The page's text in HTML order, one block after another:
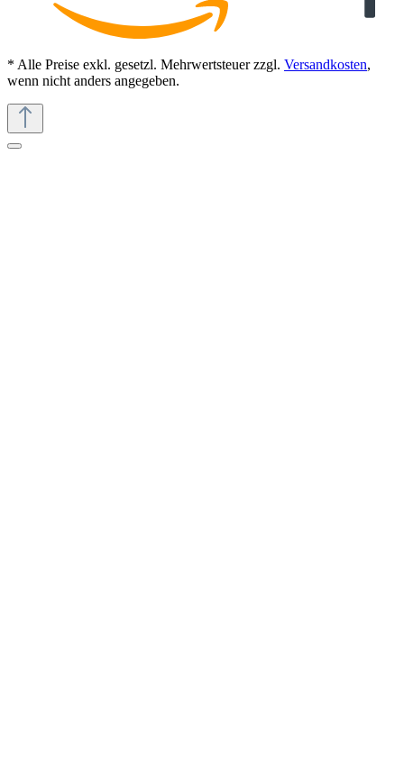
* Alle Preise exkl. gesetzl. Mehrwertsteuer zzgl. Versandkosten,
wenn nicht anders angegeben.